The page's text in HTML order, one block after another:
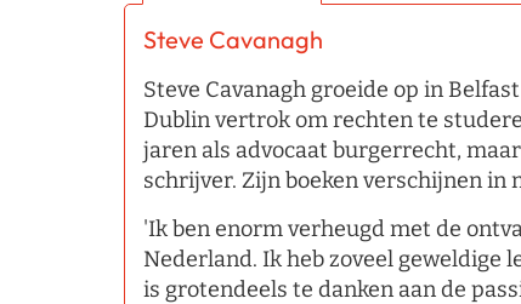
Steve Cavanagh
Steve Cavanagh groeide op in
Dublin vertrok om rechten te
jaren als advocaat burgerrecht,
schrijver. Zijn boeken verschijnen in
'Ik ben enorm verheugd met de
Nederland. Ik heb zoveel geweldige
is grotendeels te danken aan de